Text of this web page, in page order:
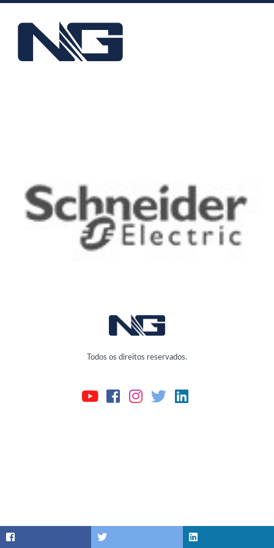
Todos os direitos reservados.